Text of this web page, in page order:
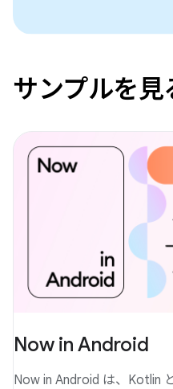
サンプルを見
Now in Android
Now in Android は、Kotlin